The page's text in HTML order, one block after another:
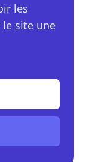
les
site une